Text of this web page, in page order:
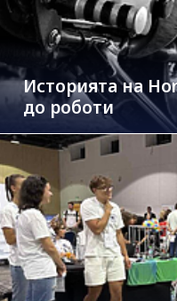
Историята на
до роботи